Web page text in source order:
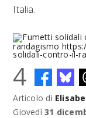
Italia.
randagismo https://
solidali-contro-il-
4
Articolo di
Giovedì 31